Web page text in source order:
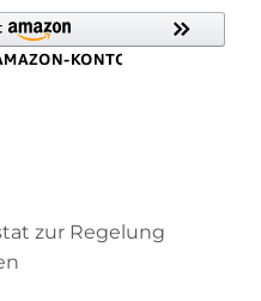
zur Regelung